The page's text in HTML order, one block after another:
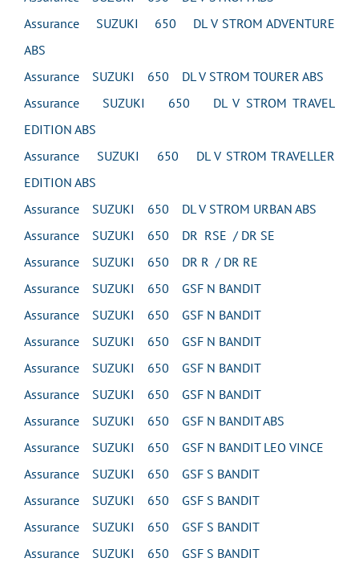
Assurance SUZUKI 650 DL V STROM ADVENTURE
ABS
Assurance SUZUKI 650 DL V STROM TOURER ABS
Assurance SUZUKI 650 DL V STROM TRAVEL
EDITION ABS
Assurance SUZUKI 650 DL V STROM TRAVELLER
EDITION ABS
Assurance SUZUKI 650 DL V STROM URBAN ABS
Assurance SUZUKI 650 DR RSE / DR SE
Assurance SUZUKI 650 DR R / DR RE
Assurance SUZUKI 650 GSF N BANDIT
Assurance SUZUKI 650 GSF N BANDIT
Assurance SUZUKI 650 GSF N BANDIT
Assurance SUZUKI 650 GSF N BANDIT
Assurance SUZUKI 650 GSF N BANDIT
Assurance SUZUKI 650 GSF N BANDIT ABS
Assurance SUZUKI 650 GSF N BANDIT LEO VINCE
Assurance SUZUKI 650 GSF S BANDIT
Assurance SUZUKI 650 GSF S BANDIT
Assurance SUZUKI 650 GSF S BANDIT
Assurance SUZUKI 650 GSF S BANDIT